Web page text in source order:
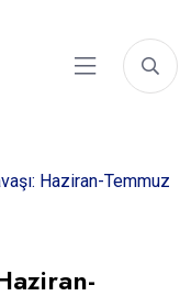
Haziran-Temmuz